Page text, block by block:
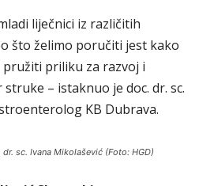
liječnici iz različitih
što želimo poručiti jest kako
priliku za razvoj i
– istaknuo je doc. dr. sc.
KB Dubrava.
sc. Ivana Mikolašević (Foto: HGD)